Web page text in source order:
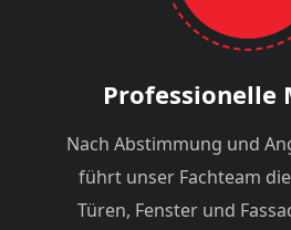
Professionelle
Nach Abstimmung und
führt unser Fachteam
Türen, Fenster und